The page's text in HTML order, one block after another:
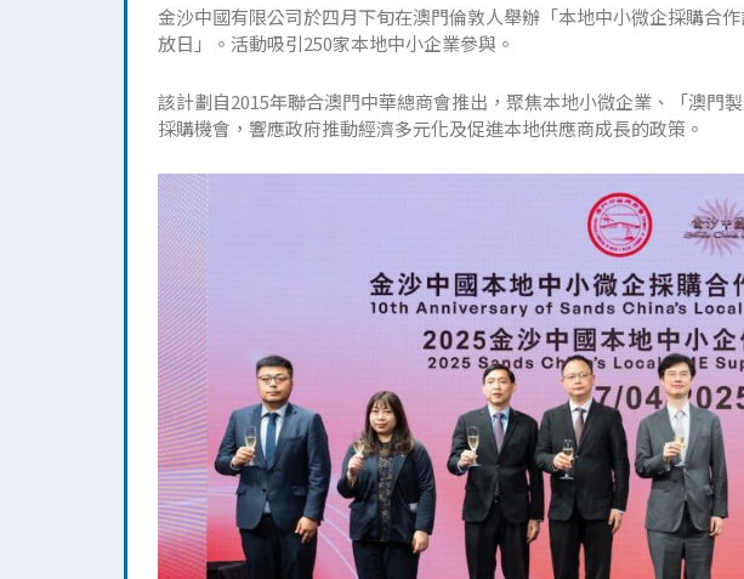
金沙中國有限公司於四月下旬在澳門倫敦人舉辦「本地中小微企採購合
放日」。活動吸引250家本地中小企業參與。
該計劃自2015年聯合澳門中華總商會推出，聚焦本地小微企業、「澳門
採購機會，響應政府推動經濟多元化及促進本地供應商成長的政策。